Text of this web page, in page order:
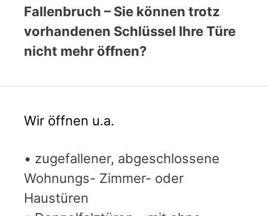
Fallenbruch – Sie können trotz
vorhandenen Schlüssel Ihre Türe
nicht mehr öffnen?
Wir öffnen u.a.
• zugefallener, abgeschlossene
Wohnungs- Zimmer- oder
Haustüren